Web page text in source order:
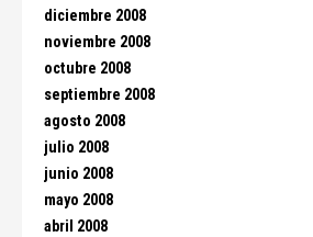
diciembre 2008
noviembre 2008
octubre 2008
septiembre 2008
agosto 2008
julio 2008
junio 2008
mayo 2008
abril 2008